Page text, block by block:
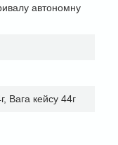
автономну
Вага кейсу 44г